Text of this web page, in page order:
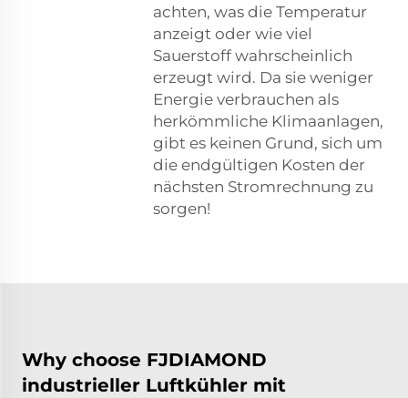
achten, was die Temperatur
anzeigt oder wie viel
Sauerstoff wahrscheinlich
erzeugt wird. Da sie weniger
Energie verbrauchen als
herkömmliche Klimaanlagen,
gibt es keinen Grund, sich um
die endgültigen Kosten der
nächsten Stromrechnung zu
sorgen!
Why choose FJDIAMOND
industrieller Luftkühler mit